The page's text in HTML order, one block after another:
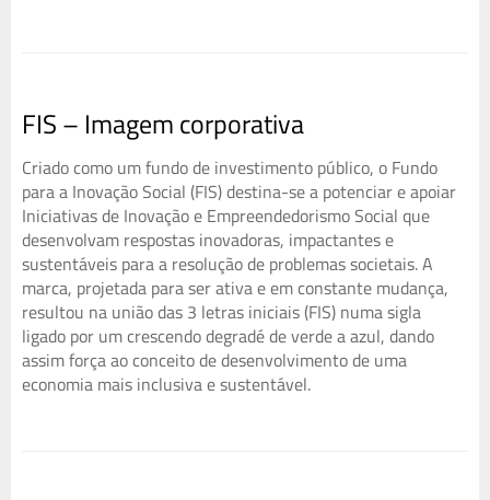
FIS – Imagem corporativa
Criado como um fundo de investimento público, o Fundo
para a Inovação Social (FIS) destina-se a potenciar e apoiar
Iniciativas de Inovação e Empreendedorismo Social que
desenvolvam respostas inovadoras, impactantes e
sustentáveis para a resolução de problemas societais. A
marca, projetada para ser ativa e em constante mudança,
resultou na união das 3 letras iniciais (FIS) numa sigla
ligado por um crescendo degradé de verde a azul, dando
assim força ao conceito de desenvolvimento de uma
economia mais inclusiva e sustentável.